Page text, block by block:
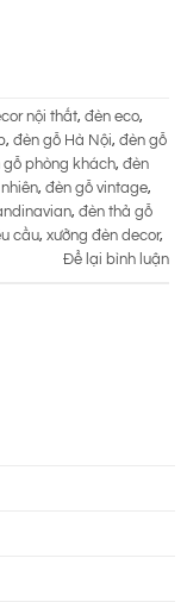
nội thất, đèn eco,
, đèn gỗ Hà Nội, đèn gỗ
gỗ phòng khách, đèn
, đèn gỗ vintage,
, đèn thả gỗ
cầu, xưởng đèn decor,
Để lại bình luận